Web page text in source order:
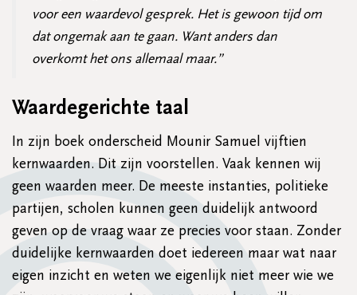
voor een waardevol gesprek. Het is gewoon tijd om
dat ongemak aan te gaan. Want anders dan
overkomt het ons allemaal maar.”
Waardegerichte taal
In zijn boek onderscheid Mounir Samuel vijftien
kernwaarden. Dit zijn voorstellen. Vaak kennen wij
geen waarden meer. De meeste instanties, politieke
partijen, scholen kunnen geen duidelijk antwoord
geven op de vraag waar ze precies voor staan. Zonder
duidelijke kernwaarden doet iedereen maar wat naar
eigen inzicht en weten we eigenlijk niet meer wie we